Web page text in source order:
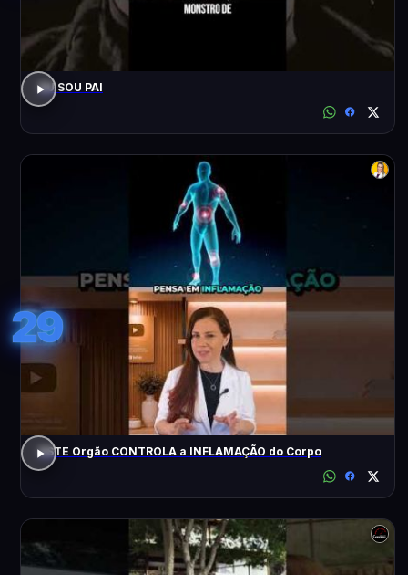
EU SOU PAI
29
ESTE Orgão CONTROLA a INFLAMAÇÃO do Corpo